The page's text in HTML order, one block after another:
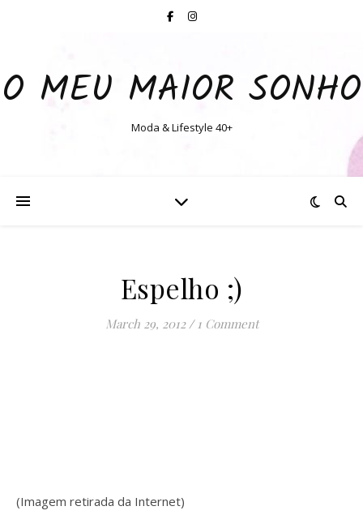
O MEU MAIOR SONHO
Moda & Lifestyle 40+
Espelho ;)
March 29, 2012 / 1 Comment
(Imagem retirada da Internet)